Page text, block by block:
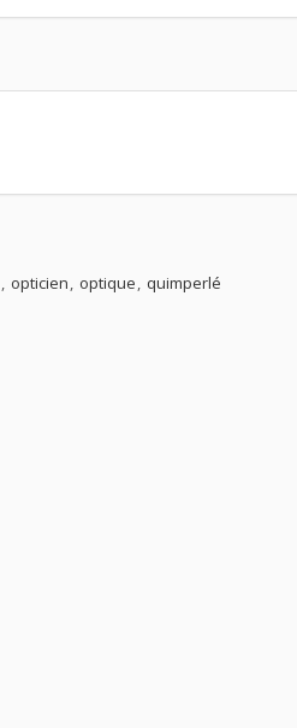
opticien optique quimperlé